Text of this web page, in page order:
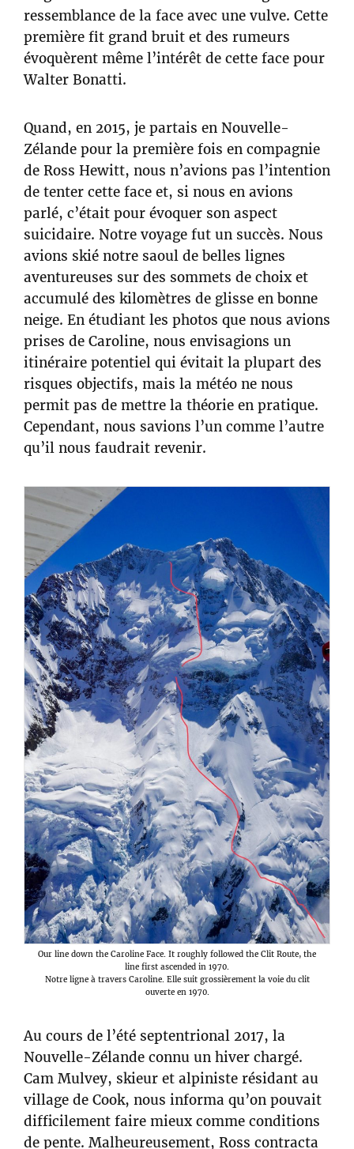
ressemblance de la face avec une vulve. Cette
première fit grand bruit et des rumeurs
évoquèrent même l’intérêt de cette face pour
Walter Bonatti.
Quand, en 2015, je partais en Nouvelle-
Zélande pour la première fois en compagnie
de Ross Hewitt, nous n’avions pas l’intention
de tenter cette face et, si nous en avions
parlé, c’était pour évoquer son aspect
suicidaire. Notre voyage fut un succès. Nous
avions skié notre saoul de belles lignes
aventureuses sur des sommets de choix et
accumulé des kilomètres de glisse en bonne
neige. En étudiant les photos que nous avions
prises de Caroline, nous envisagions un
itinéraire potentiel qui évitait la plupart des
risques objectifs, mais la météo ne nous
permit pas de mettre la théorie en pratique.
Cependant, nous savions l’un comme l’autre
qu’il nous faudrait revenir.
Our line down the Caroline Face. It roughly followed the Clit Route, the
line first ascended in 1970.
Notre ligne à travers Caroline. Elle suit grossièrement la voie du clit
ouverte en 1970.
Au cours de l’été septentrional 2017, la
Nouvelle-Zélande connu un hiver chargé.
Cam Mulvey, skieur et alpiniste résidant au
village de Cook, nous informa qu’on pouvait
difficilement faire mieux comme conditions
de pente. Malheureusement, Ross contracta